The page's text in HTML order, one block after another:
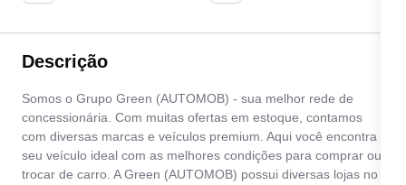
Descrição
Somos o Grupo Green (AUTOMOB) - sua melhor rede de
concessionária. Com muitas ofertas em estoque, contamos
com diversas marcas e veículos premium. Aqui você encontra
seu veículo ideal com as melhores condições para comprar ou
trocar de carro. A Green (AUTOMOB) possui diversas lojas no